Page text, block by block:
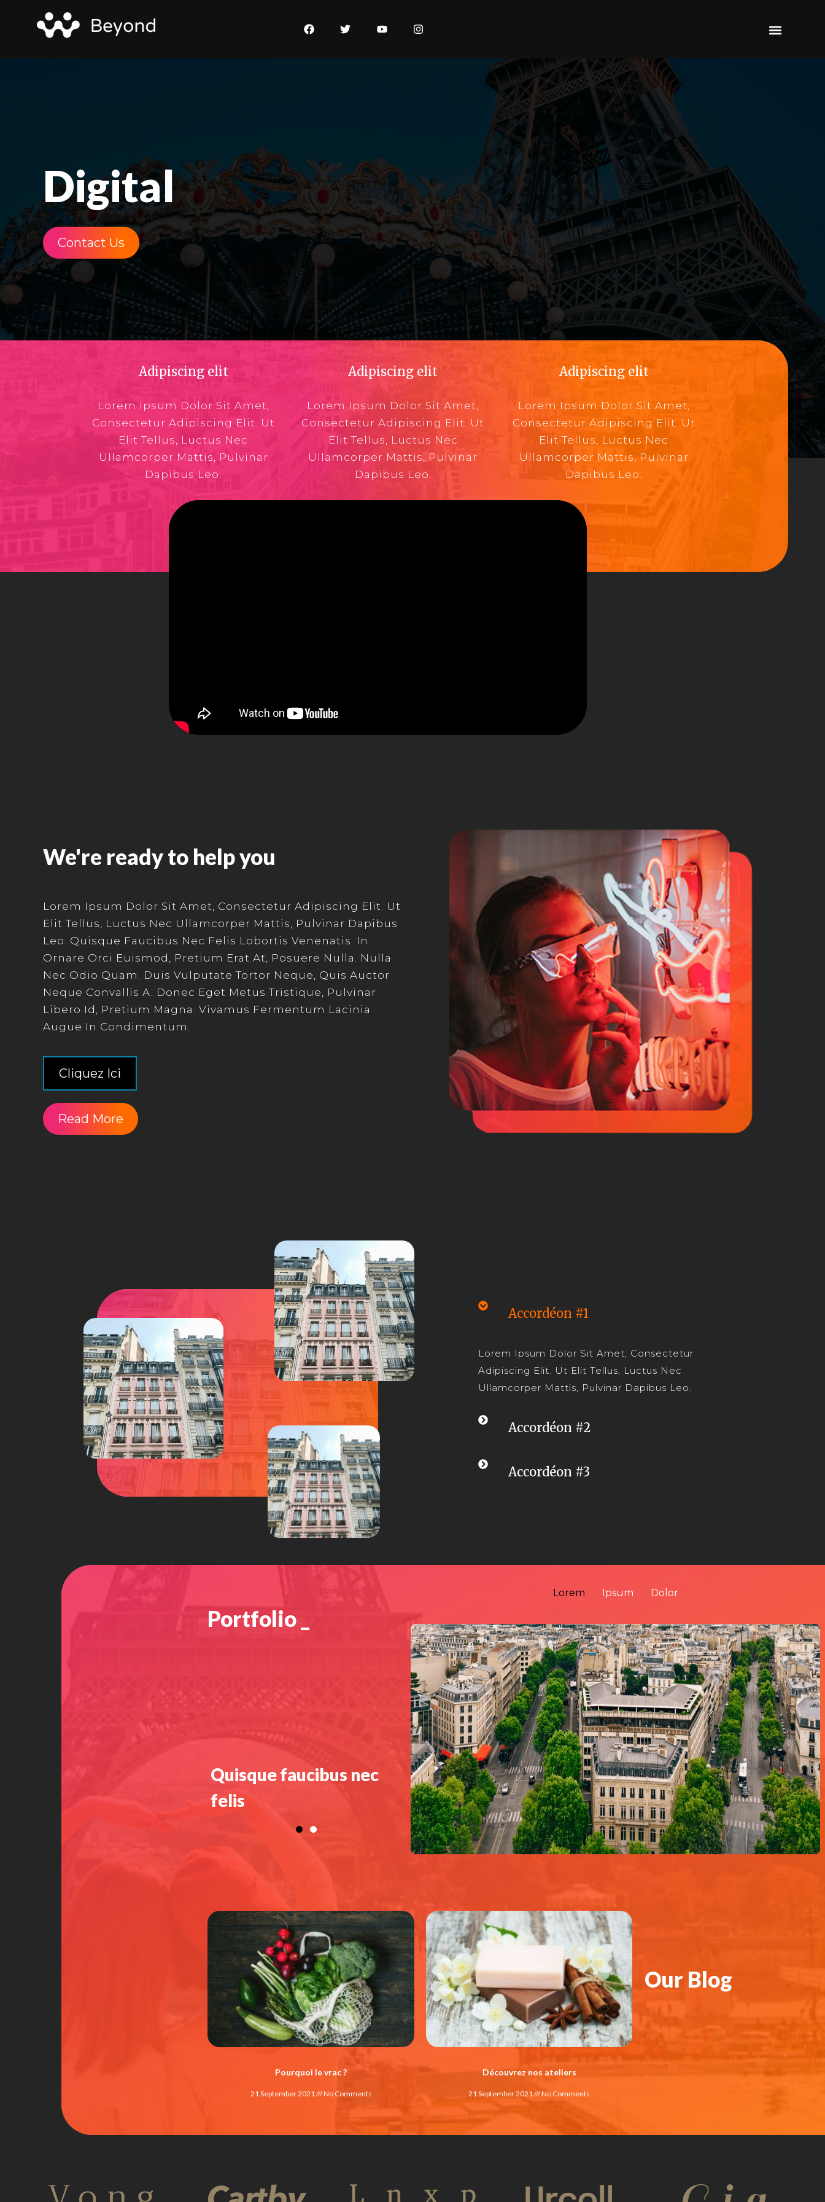
Digital
Contact Us
Adipiscing elit
Lorem Ipsum Dolor Sit Amet,
Consectetur Adipiscing Elit. Ut
Elit Tellus, Luctus Nec
Ullamcorper Mattis, Pulvinar
Dapibus Leo.
Adipiscing elit
Lorem Ipsum Dolor Sit Amet,
Consectetur Adipiscing Elit. Ut
Elit Tellus, Luctus Nec
Ullamcorper Mattis, Pulvinar
Dapibus Leo.
Adipiscing elit
Lorem Ipsum Dolor Sit Amet,
Consectetur Adipiscing Elit. Ut
Elit Tellus, Luctus Nec
Ullamcorper Mattis, Pulvinar
Dapibus Leo.
We're ready to help you
Lorem Ipsum Dolor Sit Amet, Consectetur Adipiscing Elit. Ut
Elit Tellus, Luctus Nec Ullamcorper Mattis, Pulvinar Dapibus
Leo. Quisque Faucibus Nec Felis Lobortis Venenatis. In
Ornare Orci Euismod, Pretium Erat At, Posuere Nulla. Nulla
Nec Odio Quam. Duis Vulputate Tortor Neque, Quis Auctor
Neque Convallis A. Donec Eget Metus Tristique, Pulvinar
Libero Id, Pretium Magna. Vivamus Fermentum Lacinia
Augue In Condimentum.
Cliquez Ici
Read More
Accordéon #1
Lorem Ipsum Dolor Sit Amet, Consectetur
Adipiscing Elit. Ut Elit Tellus, Luctus Nec
Ullamcorper Mattis, Pulvinar Dapibus Leo.
Accordéon #2
Accordéon #3
Portfolio _
Quisque faucibus nec
Quisque faucibus nec
felis
Quisque faucibus nec
felis
Quisque faucibus nec
felis
Lorem Ipsum Dolor
Pourquoi le vrac ?
21 September 2021 No Comments
Découvrez nos ateliers
21 September 2021 No Comments
Our Blog